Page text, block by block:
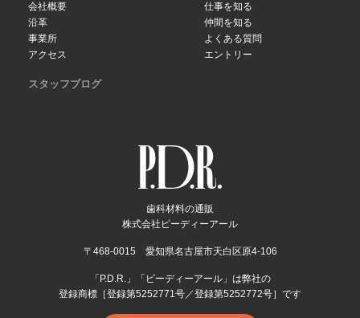
歯科材料の通販
株式会社ピーディーアール
〒468-0015 愛知県名古屋市天白区原4-106
「P.D.R.」「ピーディーアール」は弊社の
登録商標［登録第5252771号／登録第5252772号］です
会社概要
沿革
事業所
アクセス
仕事を知る
仲間を知る
よくある質問
エントリー
スタッフブログ